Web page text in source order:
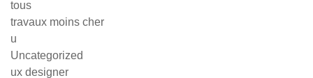
tous
travaux moins cher
u
Uncategorized
ux designer